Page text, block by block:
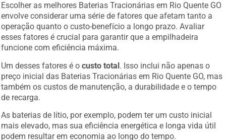
Escolher as melhores Baterias Tracionárias em Rio Quente GO
envolve considerar uma série de fatores que afetam tanto a
operação quanto o custo-benefício a longo prazo. Avaliar
esses fatores é crucial para garantir que a empilhadeira
funcione com eficiência máxima.
Um desses fatores é ocusto total. Isso inclui não apenas o
preço inicial das Baterias Tracionárias em Rio Quente GO, mas
também os custos de manutenção, a durabilidade e o tempo
de recarga.
As baterias de lítio, por exemplo, podem ter um custo inicial
mais elevado, mas sua eficiência energética e longa vida útil
podem resultar em economia ao longo do tempo.